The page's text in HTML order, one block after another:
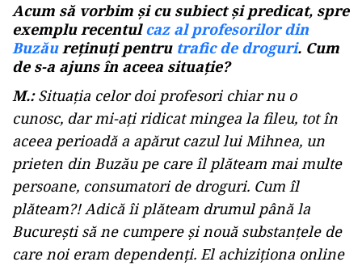
Acum să vorbim și cu subiect și predicat, spre
exemplu recentulcaz al profesorilor din
Buzăureținuți pentru trafic de droguri. Cum
de s-a ajuns în aceea situație?
M.:Situația celor doi profesori chiar nu o
cunosc, dar mi-ați ridicat mingea la fileu, tot în
aceea perioadă a apărut cazul lui Mihnea, un
prieten din Buzău pe care îl plăteam mai multe
persoane, consumatori de droguri. Cum îl
plăteam?! Adică îi plăteam drumul până la
București să ne cumpere și nouă substanțele de
care noi eram dependenți. El achiziționa online